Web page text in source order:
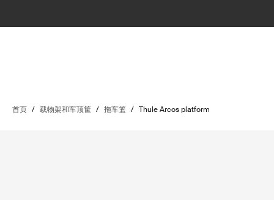
首页 / 载物架和车顶筐 / 拖车篮 / Thule Arcos platform